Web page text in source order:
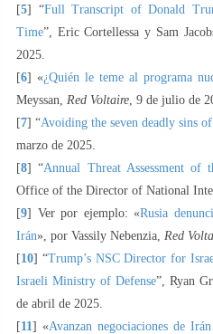
[5] “Full Transcript of Donald
Time”, Eric Cortellessa y Sam
2025.
[6] «¿Quién le teme al programa
Meyssan, Red Voltaire , 9 de julio de
[7] “Avoiding the seven deadly sins
marzo de 2025.
[8] “Annual Threat Assessment of
Office of the Director of National
[9] Ver por ejemplo: «Rusia
Irán», por Vassily Nebenzia, Red
[10] “Trump’s NSC Director for
Israeli Ministry of Defense”, Ryan
de abril de 2025.
[11 ] «Avanzan negociaciones de